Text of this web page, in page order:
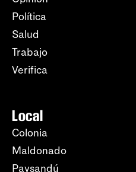
Política
Salud
Trabajo
Verifica
Local
Colonia
Maldonado
Paysandú